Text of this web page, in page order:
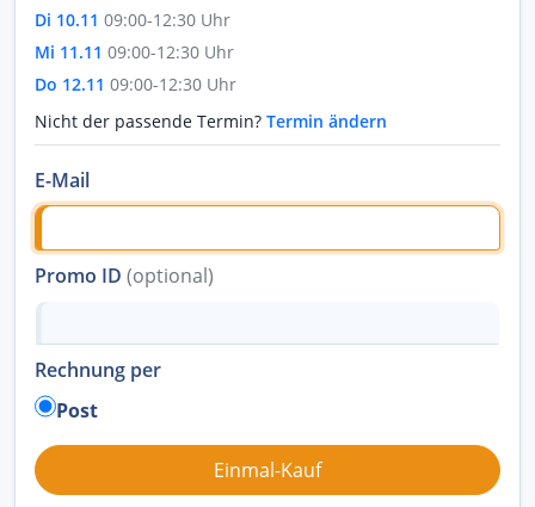
Di 10.11 09:00-12:30 Uhr
Mi 11.11 09:00-12:30 Uhr
Do 12.11 09:00-12:30 Uhr
Nicht der passende Termin? Termin ändern
E-Mail
Promo ID (optional)
Rechnung per
Post